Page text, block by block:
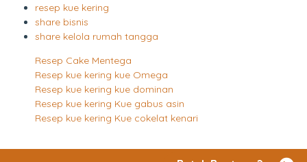
resep kue kering
share bisnis
share kelola rumah tangga
Resep Cake Mentega
Resep kue kering kue Omega
Resep kue kering kue dominan
Resep kue kering Kue gabus asin
Resep kue kering Kue cokelat kenari